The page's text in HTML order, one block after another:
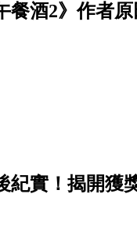
餐酒2》作者
紀實！揭開獲